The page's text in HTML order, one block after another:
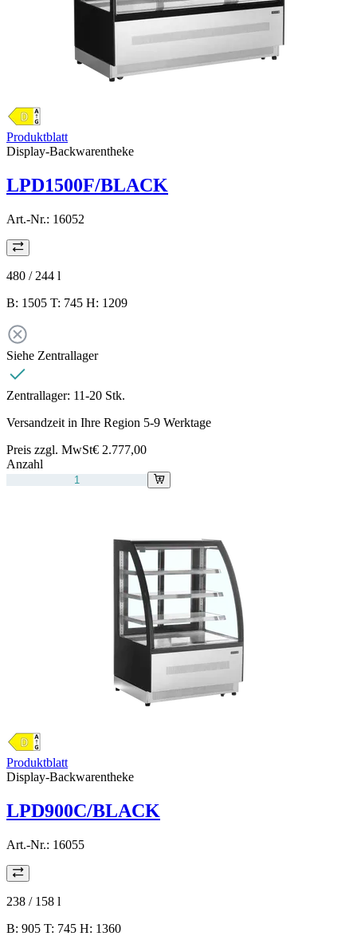
Produktblatt
Display-Backwarentheke
LPD1500F/BLACK
Art.-Nr.: 16052
480 / 244 l
B: 1505 T: 745 H: 1209
Siehe Zentrallager
Zentrallager: 11-20 Stk.
Versandzeit in Ihre Region 5-9 Werktage
Preis zzgl. MwSt€ 2.777,00
Anzahl
Produktblatt
Display-Backwarentheke
LPD900C/BLACK
Art.-Nr.: 16055
238 / 158 l
B: 905 T: 745 H: 1360